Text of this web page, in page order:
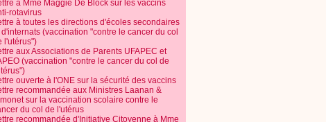
à Mme Maggie De Block sur les vaccins
rotavirus
à toutes les directions d'écoles secondaires
d'internats (vaccination "contre le cancer du col
l'utérus")
aux Associations de Parents UFAPEC et
(vaccination "contre le cancer du col de
ouverte à l'ONE sur la sécurité des vaccins
recommandée aux Ministres Laanan &
sur la vaccination scolaire contre le
du col de l'utérus
recommandée d'Initiative Citoyenne à Mme